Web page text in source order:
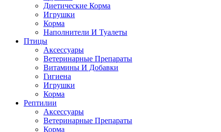
Диетические Корма
Игрушки
Корма
Наполнители И Туалеты
Птицы
Аксессуары
Ветеринарные Препараты
Витамины И Добавки
Гигиена
Игрушки
Корма
Рептилии
Аксессуары
Ветеринарные Препараты
Корма